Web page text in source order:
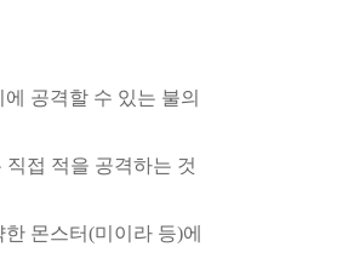
공격할 수 있는 불의
접 적을 공격하는 것
몬스터(미이라 등)에